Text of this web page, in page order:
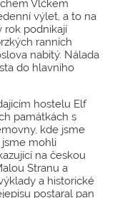
Vlčkem
výlet, a to na
rok podnikají
ranních
nabitý. Nálada
do hlavního
hostelu Elf
památkách s
kde jsme
mohli
na českou
Stranu a
a historické
postaral pan